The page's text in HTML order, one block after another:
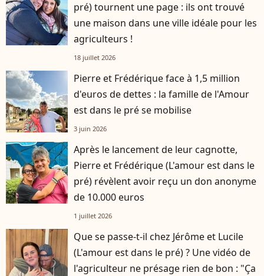
pré) tournent une page : ils ont trouvé
une maison dans une ville idéale pour les
agriculteurs !
18 juillet 2026
Pierre et Frédérique face à 1,5 million
d'euros de dettes : la famille de l'Amour
est dans le pré se mobilise
3 juin 2026
Après le lancement de leur cagnotte,
Pierre et Frédérique (L'amour est dans le
pré) révèlent avoir reçu un don anonyme
de 10.000 euros
1 juillet 2026
Que se passe-t-il chez Jérôme et Lucile
(L'amour est dans le pré) ? Une vidéo de
l'agriculteur ne présage rien de bon : "Ça